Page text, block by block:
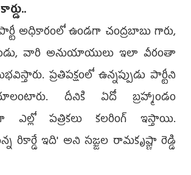
అధికారంలో ఉండగా చంద్రబాబు గారు,
వారి అనుయాయులు ఇలా వీరంతా
ప్రతిపక్షంలో ఉన్నప్పుడు పార్టీని
దీనికి ఏదో బ్రహ్మాండం
ఎల్లో పత్రికలు కలరింగ్‌ ఇస్తాయి.
రికార్డే ఇది' అని సజ్జల రామకృష్ణా రెడ్డి